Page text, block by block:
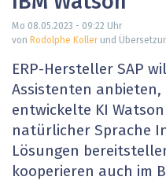
Mo 08.05.2023 - 09:22 Uhr
von Rodolphe Kollerund
ERP-Hersteller SAP
Assistenten anbieten,
entwickelte KI
natürlicher Sprache
Lösungen
kooperieren auch im